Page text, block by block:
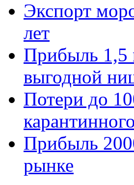
Экспорт
лет
Прибыль 1,5
выгодной
Потери до
Прибыль
рынке